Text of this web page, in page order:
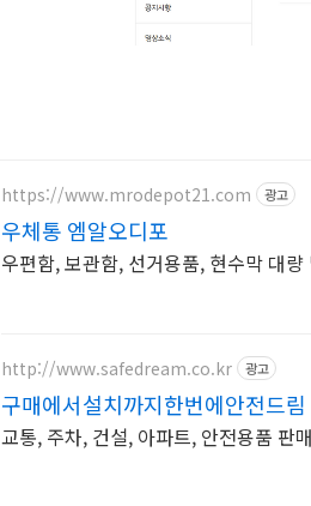
https://www.mrodepot21.com 광고
우체통 엠알오디포
우편함, 보관함, 선거용품, 현수막 대
http://www.safedream.co.kr 광고
구매에서설치까지한번에안전드림
교통, 주차, 건설, 아파트, 안전용품 판